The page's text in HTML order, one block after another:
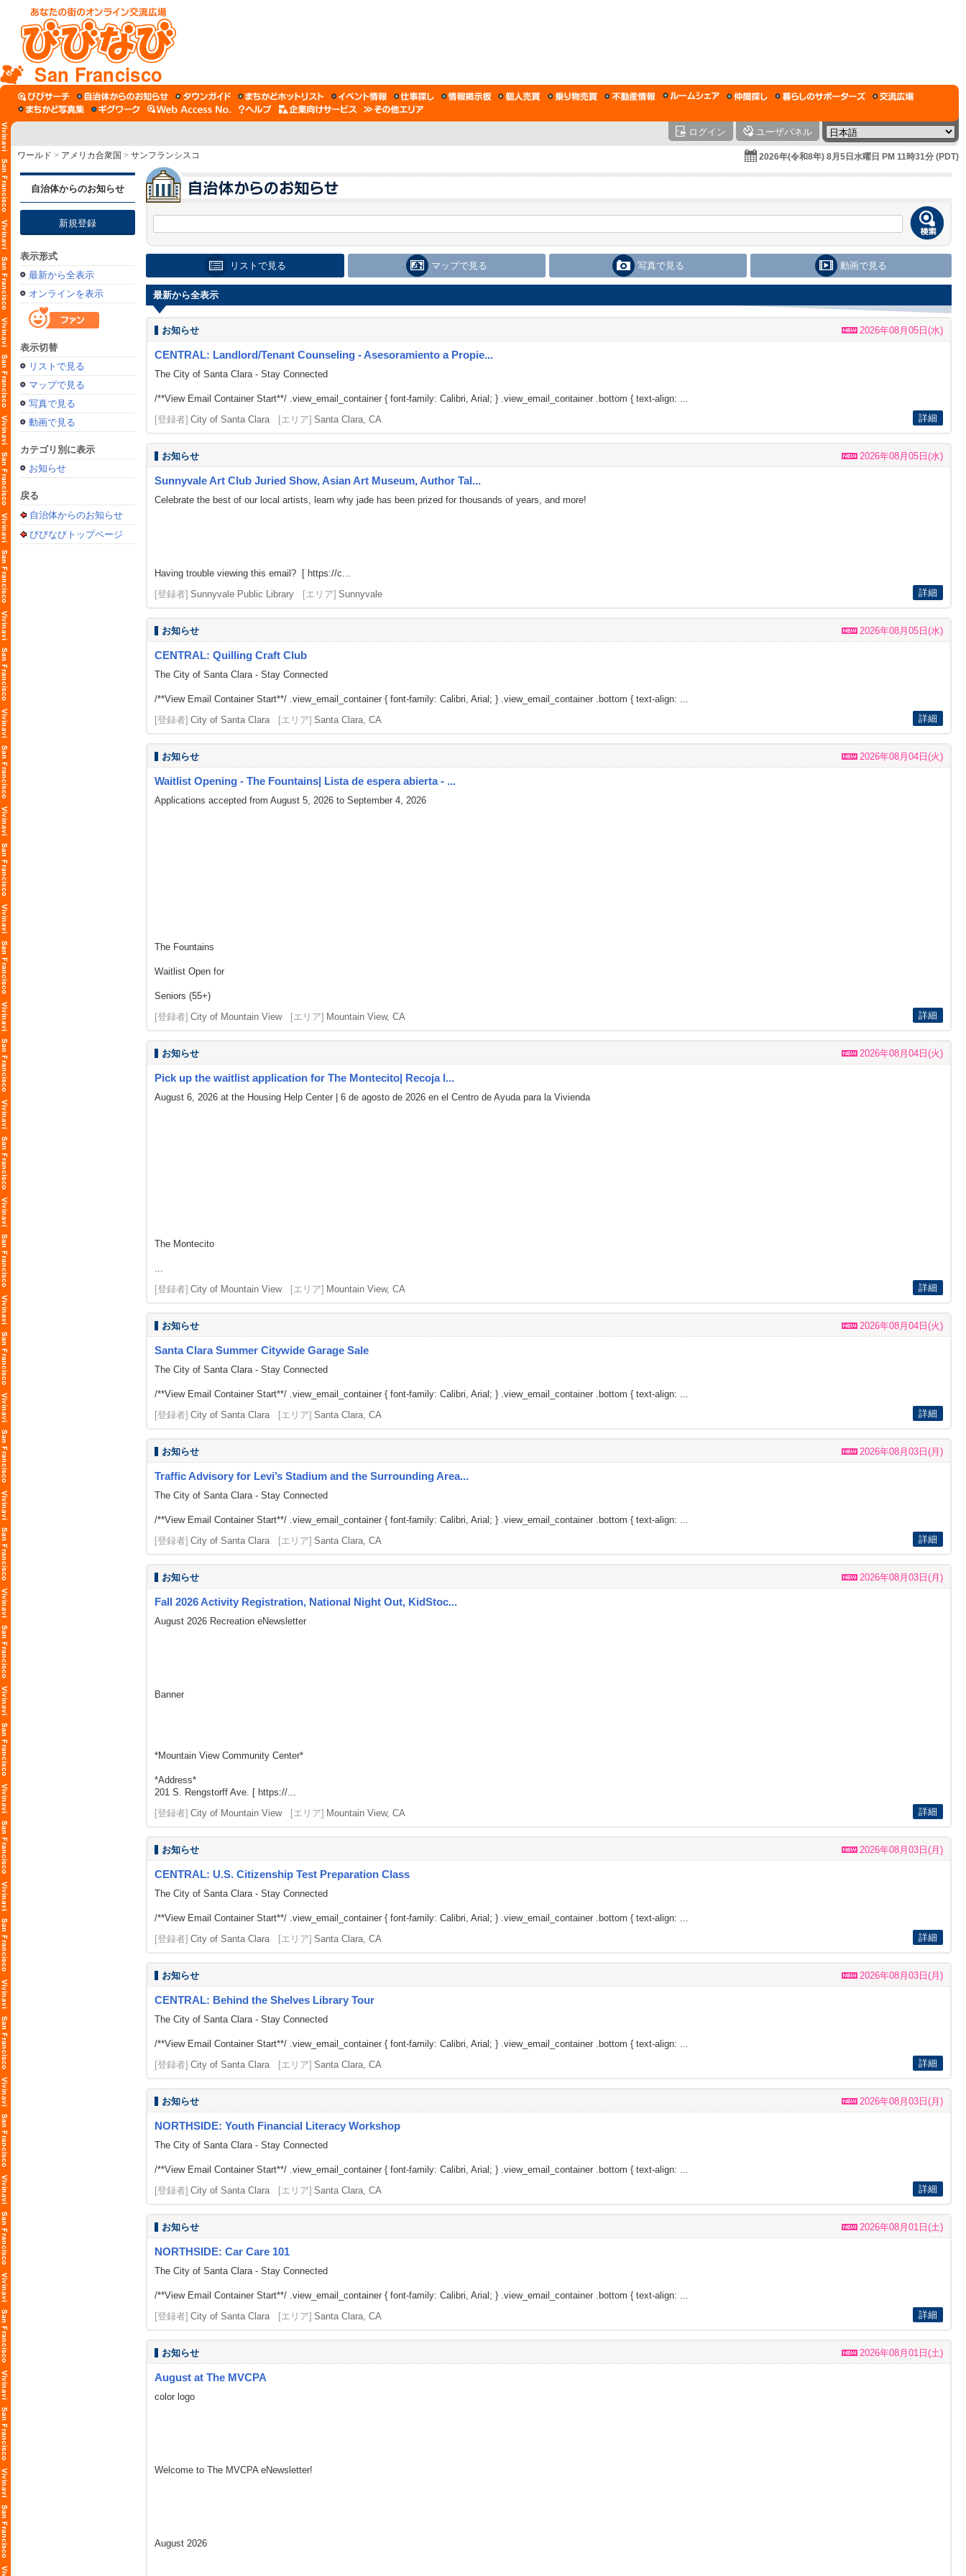
San Francisco
ログイン ユーザパネル
ワールド > アメリカ合衆国 > サンフランシスコ 2026年(令和8年) 8月5日水曜日 PM 11時31分 (PDT)
自治体からのお知らせ
新規登録
表示形式
最新から全表示
オンラインを表示
表示切替
リストで見る
マップで見る
写真で見る
動画で見る
カテゴリ別に表示
お知らせ
戻る
自治体からのお知らせ
びびなびトップページ
リストで見る マップで見る 写真で見る 動画で見る
最新から全表示
お知らせ 2026年08月05日(水)
CENTRAL: Landlord/Tenant Counseling - Asesoramiento a Propie...
The City of Santa Clara - Stay Connected
/**View Email Container Start**/ .view_email_container { font-family: Calibri, Arial; } .view_email_container .bottom { text-align: ...
[登録者] City of Santa Clara [エリア] Santa Clara, CA 詳細
お知らせ 2026年08月05日(水)
Sunnyvale Art Club Juried Show, Asian Art Museum, Author Tal...
Celebrate the best of our local artists, learn why jade has been prized for thousands of years, and more!
Having trouble viewing this email? [ https://c...
[登録者] Sunnyvale Public Library [エリア] Sunnyvale 詳細
お知らせ 2026年08月05日(水)
CENTRAL: Quilling Craft Club
The City of Santa Clara - Stay Connected
/**View Email Container Start**/ .view_email_container { font-family: Calibri, Arial; } .view_email_container .bottom { text-align: ...
[登録者] City of Santa Clara [エリア] Santa Clara, CA 詳細
お知らせ 2026年08月04日(火)
Waitlist Opening - The Fountains| Lista de espera abierta - ...
Applications accepted from August 5, 2026 to September 4, 2026
The Fountains
Waitlist Open for
Seniors (55+)
[登録者] City of Mountain View [エリア] Mountain View, CA 詳細
お知らせ 2026年08月04日(火)
Pick up the waitlist application for The Montecito| Recoja l...
August 6, 2026 at the Housing Help Center | 6 de agosto de 2026 en el Centro de Ayuda para la Vivienda
The Montecito
...
[登録者] City of Mountain View [エリア] Mountain View, CA 詳細
お知らせ 2026年08月04日(火)
Santa Clara Summer Citywide Garage Sale
The City of Santa Clara - Stay Connected
/**View Email Container Start**/ .view_email_container { font-family: Calibri, Arial; } .view_email_container .bottom { text-align: ...
[登録者] City of Santa Clara [エリア] Santa Clara, CA 詳細
お知らせ 2026年08月03日(月)
Traffic Advisory for Levi’s Stadium and the Surrounding Area...
The City of Santa Clara - Stay Connected
/**View Email Container Start**/ .view_email_container { font-family: Calibri, Arial; } .view_email_container .bottom { text-align: ...
[登録者] City of Santa Clara [エリア] Santa Clara, CA 詳細
お知らせ 2026年08月03日(月)
Fall 2026 Activity Registration, National Night Out, KidStoc...
August 2026 Recreation eNewsletter
Banner
*Mountain View Community Center*
*Address*
201 S. Rengstorff Ave. [ https://...
[登録者] City of Mountain View [エリア] Mountain View, CA 詳細
お知らせ 2026年08月03日(月)
CENTRAL: U.S. Citizenship Test Preparation Class
The City of Santa Clara - Stay Connected
/**View Email Container Start**/ .view_email_container { font-family: Calibri, Arial; } .view_email_container .bottom { text-align: ...
[登録者] City of Santa Clara [エリア] Santa Clara, CA 詳細
お知らせ 2026年08月03日(月)
CENTRAL: Behind the Shelves Library Tour
The City of Santa Clara - Stay Connected
/**View Email Container Start**/ .view_email_container { font-family: Calibri, Arial; } .view_email_container .bottom { text-align: ...
[登録者] City of Santa Clara [エリア] Santa Clara, CA 詳細
お知らせ 2026年08月03日(月)
NORTHSIDE: Youth Financial Literacy Workshop
The City of Santa Clara - Stay Connected
/**View Email Container Start**/ .view_email_container { font-family: Calibri, Arial; } .view_email_container .bottom { text-align: ...
[登録者] City of Santa Clara [エリア] Santa Clara, CA 詳細
お知らせ 2026年08月01日(土)
NORTHSIDE: Car Care 101
The City of Santa Clara - Stay Connected
/**View Email Container Start**/ .view_email_container { font-family: Calibri, Arial; } .view_email_container .bottom { text-align: ...
[登録者] City of Santa Clara [エリア] Santa Clara, CA 詳細
お知らせ 2026年08月01日(土)
August at The MVCPA
color logo
Welcome to The MVCPA eNewsletter!
August 2026